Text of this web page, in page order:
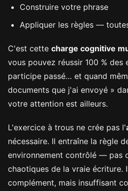
Construire votre phrase
Appliquer les règles —
C'est cette charge cognitive
vous pouvez réussir 100 % des
participe passé… et quand
documents que j'ai envoyé »
votre attention est ailleurs.
L'exercice à trous ne crée pas l'
nécessaire. Il entraîne la règle
environnement contrôlé — pas
chaotiques de la vraie écriture.
complément, mais insuffisant